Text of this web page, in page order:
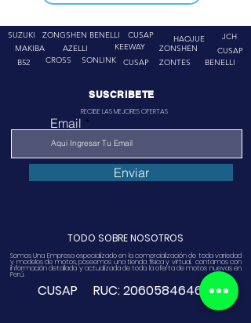
SUZUKI
ZONGSHEN
MAKIBA
AZELLI
BENELLI
CUSAP
KEEWAY
B52
CROSS SONLINK CUSAP
HAOJUE
JCH
ZONSHEN
ZONTES
CUSAP
BENELLI
SUSCRIBETE
RECIBE LAS MEJORES OFERTAS
Email
Enviar
TODO SOBRE NOSOTROS
Somos Una Empresa especializado en la comercialización de toda variedad
y modelos de motos, poseemos una tienda física y virtual. contamos con
información detallada y actualizada de toda la oferta de motos nuevas en
Perú.
CUSAP RUC:20605846468